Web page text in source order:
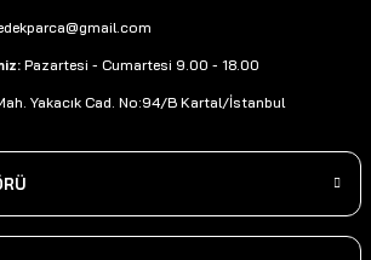
Pazartesi - Cumartesi 9.00 - 18.00
Yakacık Cad. No:94/B Kartal/İstanbul